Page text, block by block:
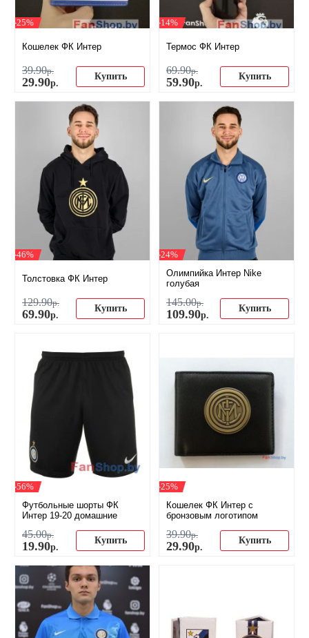
-25%
Кошелек ФК Интер
39.90р.
29.90р.
Купить
-14%
Термос ФК Интер
69.90р.
59.90р.
Купить
-46%
Толстовка ФК Интер
129.90р.
69.90р.
Купить
-24%
Олимпийка Интер Nike
голубая
145.00р.
109.90р.
Купить
-56%
Футбольные шорты ФК
Интер 19-20 домашние
45.00р.
19.90р.
Купить
-25%
Кошелек ФК Интер с
бронзовым логотипом
39.90р.
29.90р.
Купить